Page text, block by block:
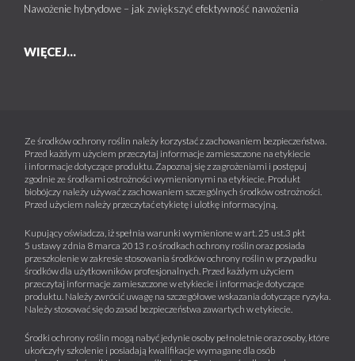
Nawożenie hybrydowe – jak zwiększyć efektywność nawożenia
WIĘCEJ...
Ze środków ochrony roślin należy korzystać z zachowaniem bezpieczeństwa.
Przed każdym użyciem przeczytaj informacje zamieszczone na etykiecie
i informacje dotyczące produktu. Zapoznaj się z zagrożeniami i postępuj
zgodnie ze środkami ostrożności wymienionymi na etykiecie. Produkt
biobójczy należy używać z zachowaniem szczególnych środków ostrożności.
Przed użyciem należy przeczytać etykietę i ulotkę informacyjną.
Kupujący oświadcza, iż spełnia warunki wymienione w art. 25 ust.3 pkt
5 ustawy z dnia 8 marca 2013 r. o środkach ochrony roślin oraz posiada
przeszkolenie w zakresie stosowania środków ochrony roślin w przypadku
środków dla użytkowników profesjonalnych. Przed każdym użyciem
przeczytaj informacje zamieszczone w etykiecie i informacje dotyczące
produktu. Należy zwrócić uwagę na szczegółowe wskazania dotyczące ryzyka.
Należy stosować się do zasad bezpieczeństwa zawartych w etykiecie.
Środki ochrony roślin mogą nabyć jedynie osoby pełnoletnie oraz osoby, które
ukończyły szkolenie i posiadają kwalifikacje wymagane dla osób